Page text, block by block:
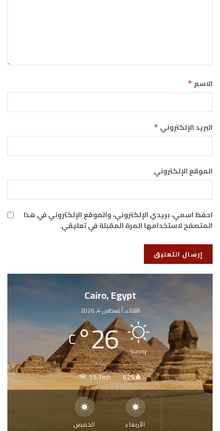
الاسم *
البريد الإلكتروني *
الموقع الإلكتروني
احفظ اسمي، بريدي الإلكتروني، والموقع الإلكتروني في هذا
المتصفح لاستخدامها المرة المقبلة في تعليقي.
Cairo, Egypt
الثلاثاء, أغسطس 4, 2026
Sunny
26
°
C
62%
15.1mh
الأربعاء الخميس